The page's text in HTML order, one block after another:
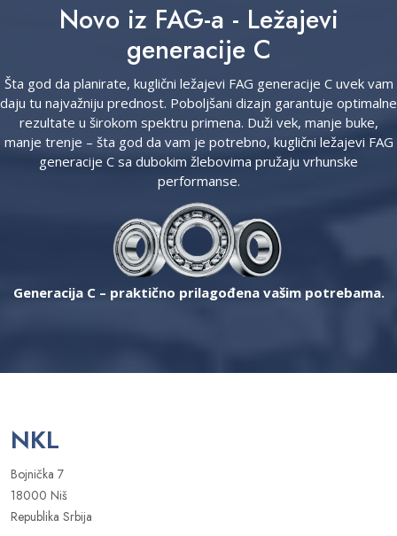
Novo iz FAG-a - Ležajevi
generacije C
Šta god da planirate, kuglični ležajevi FAG generacije C uvek vam
daju tu najvažniju prednost. Poboljšani dizajn garantuje optimalne
rezultate u širokom spektru primena. Duži vek, manje buke,
manje trenje – šta god da vam je potrebno, kuglični ležajevi FAG
generacije C sa dubokim žlebovima pružaju vrhunske
performanse.
Generacija C – praktično prilagođena vašim potrebama.
NKL
Bojnička 7
18000 Niš
Republika Srbija